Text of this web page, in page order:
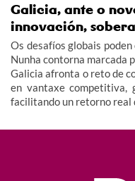
Galicia, ante o
innovación,
Os desafíos globais
Nunha contorna marcada
Galicia afronta o reto de
en vantaxe competitiva,
facilitando un retorno real